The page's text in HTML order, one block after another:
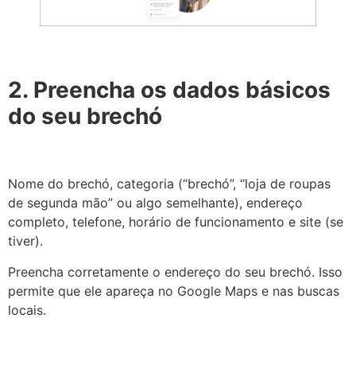
2. Preencha os dados básicos
do seu brechó
Nome do brechó, categoria (“brechó”, “loja de roupas
de segunda mão” ou algo semelhante), endereço
completo, telefone, horário de funcionamento e site (se
tiver).
Preencha corretamente o endereço do seu brechó. Isso
permite que ele apareça no Google Maps e nas buscas
locais.